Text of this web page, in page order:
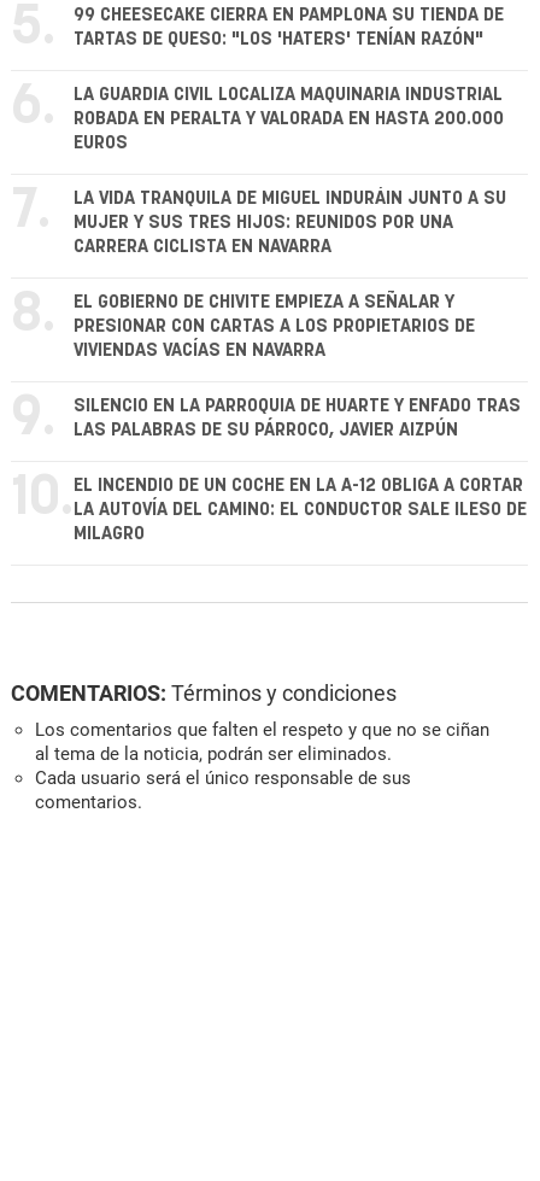
5.
99 CHEESECAKE CIERRA EN PAMPLONA SU TIENDA DE
TARTAS DE QUESO: "LOS 'HATERS' TENÍAN RAZÓN"
6.
LA GUARDIA CIVIL LOCALIZA MAQUINARIA INDUSTRIAL
ROBADA EN PERALTA Y VALORADA EN HASTA 200.000
EUROS
7.
LA VIDA TRANQUILA DE MIGUEL INDURÁIN JUNTO A SU
MUJER Y SUS TRES HIJOS: REUNIDOS POR UNA
CARRERA CICLISTA EN NAVARRA
8.
EL GOBIERNO DE CHIVITE EMPIEZA A SEÑALAR Y
PRESIONAR CON CARTAS A LOS PROPIETARIOS DE
VIVIENDAS VACÍAS EN NAVARRA
9.
SILENCIO EN LA PARROQUIA DE HUARTE Y ENFADO TRAS
LAS PALABRAS DE SU PÁRROCO, JAVIER AIZPÚN
10. EL INCENDIO DE UN COCHE EN LA A-12 OBLIGA A CORTAR
LA AUTOVÍA DEL CAMINO: EL CONDUCTOR SALE ILESO DE
MILAGRO
COMENTARIOS: Términos y condiciones
Los comentarios que falten el respeto y que no se ciñan
al tema de la noticia, podrán ser eliminados.
Cada usuario será el único responsable de sus
comentarios.